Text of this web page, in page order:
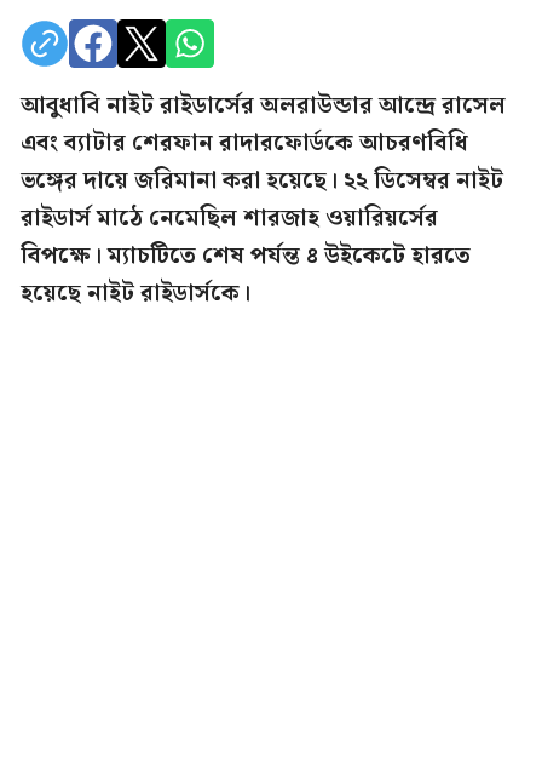
আবুধাবি নাইট রাইডার্সের অলরাউন্ডার আন্দ্রে রাসেল
এবং ব্যাটার শেরফান রাদারফোর্ডকে আচরণবিধি
ভঙ্গের দায়ে জরিমানা করা হয়েছে। ২২ ডিসেম্বর নাইট
রাইডার্স মাঠে নেমেছিল শারজাহ ওয়ারিয়র্সের
বিপক্ষে। ম্যাচটিতে শেষ পর্যন্ত ৪ উইকেটে হারতে
হয়েছে নাইট রাইডার্সকে।